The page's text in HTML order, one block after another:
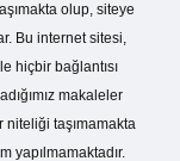
olup, siteye
Bu internet sitesi,
hiçbir bağlantısı
makaleler
niteliği taşımamakta
yapılmamaktadır.